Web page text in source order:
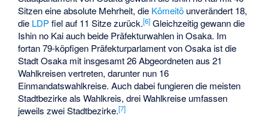
Sitzen eine absolute Mehrheit, die Kōmeitō unverändert 18,
die LDPfiel auf 11 Sitze zurück.[6] Gleichzeitig gewann die
Ishin no Kai auch beide Präfekturwahlen in Osaka. Im
fortan 79-köpfigen Präfekturparlament von Osaka ist die
Stadt Osaka mit insgesamt 26 Abgeordneten aus 21
Wahlkreisen vertreten, darunter nun 16
Einmandatswahlkreise. Auch dabei fungieren die meisten
Stadtbezirke als Wahlkreis, drei Wahlkreise umfassen
jeweils zwei Stadtbezirke.[7]